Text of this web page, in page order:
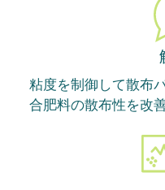
粘度を制御して散布
合肥料の散布性を改善